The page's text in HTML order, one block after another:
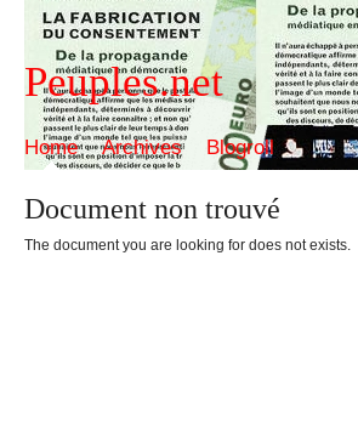
Peuples.net
Home Archives Blogroll
Document non trouvé
The document you are looking for does not exists.